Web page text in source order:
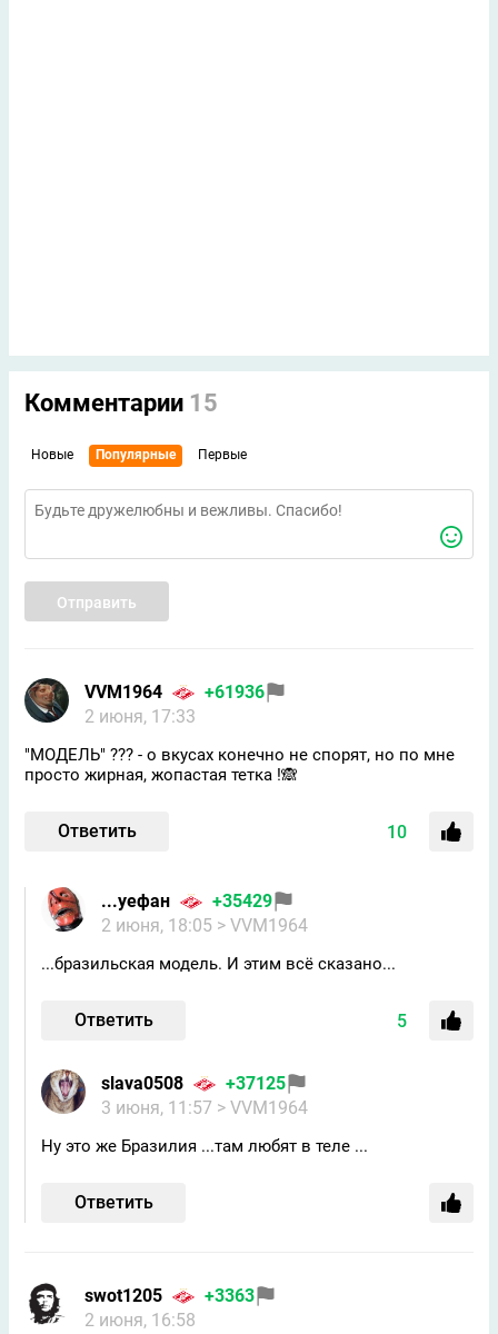
Комментарии 15
Новые Популярные Первые
Отправить
VVM1964
+61936
2 июня, 17:33
"МОДЕЛЬ" ??? - о вкусах конечно не спорят, но по мне
просто жирная, жопастая тетка !🙈
Ответить 10
...уефан
+35429
2 июня, 18:05 > VVM1964
...бразильская модель. И этим всё сказано...
Ответить 5
slavа0508
+37125
3 июня, 11:57 > VVM1964
Ну это же Бразилия ...там любят в теле ...
Ответить
swot1205
+3363
2 июня, 16:58